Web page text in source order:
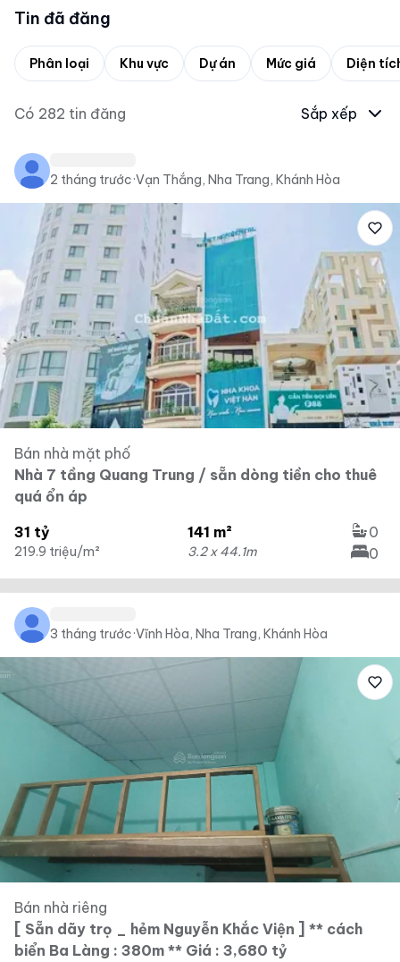
Tin đã đăng
Phân loại Khu vực Dự án Mức giá Diện
Có 282 tin đăng Sắp xếp
2 tháng trước·Vạn Thắng, Nha Trang, Khánh Hòa
Bán nhà mặt phố
Nhà 7 tầng Quang Trung / sẵn dòng tiền cho thuê
quá ổn áp
31 tỷ
219.9 triệu/m²
141 m²
3.2 x 44.1m
0
0
3 tháng trước·Vĩnh Hòa, Nha Trang, Khánh Hòa
Bán nhà riêng
[ Sẵn dãy trọ _ hẻm Nguyễn Khắc Viện ] ** cách
biển Ba Làng : 380m ** Giá : 3,680 tỷ